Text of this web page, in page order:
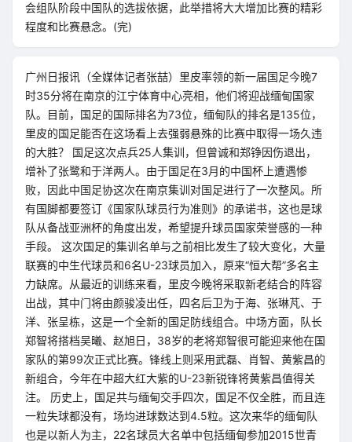
会组队阶段中国队的选拔依据，此举措将大大增加比赛的精彩
程度和比赛悬念。(完)
广州日报讯（全媒体记者张喆）里皮率领的新一届国足今晚7
时35分将在南京的江宁体育中心亮相，他们将迎战缅甸国家
队。目前，国足的国际排名为73位，缅甸队的排名是135位，
里皮的国足能否在这场看上去强弱悬殊的比赛中取得一场久违
的大胜？ 国足这次点兵25人集训，但曾诚和郑铮因伤退出，
增补了张鹭和于洋两人。由于国足在3月的中国杯上遭遇惨
败，因此中国足协这次在南京集训对国足进行了一次整风。所
有国脚都要签订《国家队球员行为准则》的承诺书，这也是球
队从备战亚洲杯的角度出发，希望提升球员国家荣誉感的一种
手段。 这次国足的集训名单与之前相比发生了较大变化，大量
联赛的中生代球员和6名U-23球员加入，原来“恒大帮”多名主
力缺席。从最近的训练来看，里皮今晚将采取新老结合的阵容
出战，其中门将由颜骏凌出任，四名后卫为于海、张琳芃、于
洋、张呈栋，这是一个全新的国足防线组合。中场方面，队长
郑智将搭档吴曦、赵旭日，38岁的老将郑智很可能迎来他在国
家队的第99次正式比赛。锋线上则采用武磊、肖智、黄紫昌的
新组合，今年在中超大红大紫的U-23新锐锋将黄紫昌值得关
注。 历史上，国足共与缅甸交手四次，国足不仅全胜，而且连
一粒失球都没有，场均进球数达到4.5粒。这次来华的缅甸队
也是以新人为主，22名球员大名单中包括缅甸参加2015世青